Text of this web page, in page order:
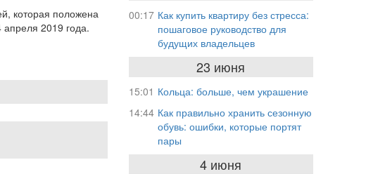
которая положена
2019 года.
00:17 Как купить квартиру без стресса:
пошаговое руководство для
будущих владельцев
23 июня
15:01 Кольца: больше, чем украшение
14:44 Как правильно хранить сезонную
обувь: ошибки, которые портят
пары
4 июня